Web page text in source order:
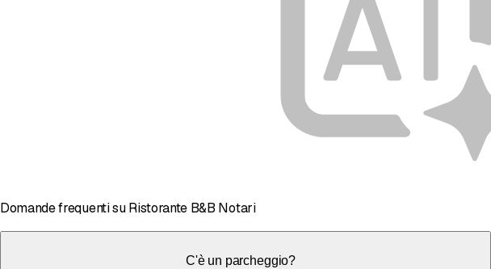
Domande frequenti su Ristorante B&B Notari
C'è un parcheggio?